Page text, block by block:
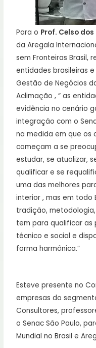
Para o Prof. Celso
da Aregala
sem Fronteiras Brasil,
entidades brasileiras
Gestão de Negócios
Aclimação , “ as
evidência no cenário
integração com o
na medida em que os
começam a se
estudar, se atualizar,
qualificar e se
uma das melhores
interior , mas em todo
tradição,
tem para qualificar as
técnico e social e
forma harmônica.”
Esteve presente no
empresas do
Consultores,
o Senac São Paulo,
Mundial no Brasil e